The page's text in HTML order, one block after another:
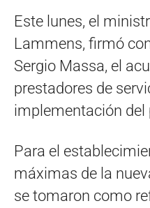
Este lunes, el
Lammens, firmó
Sergio Massa, el
prestadores de
implementación del
Para el
máximas de la
se tomaron como